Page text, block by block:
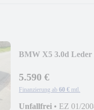
BMW X5 3.0d
5.590 €
Finanzierung ab 60 € mtl.
Unfallfrei • EZ 01/